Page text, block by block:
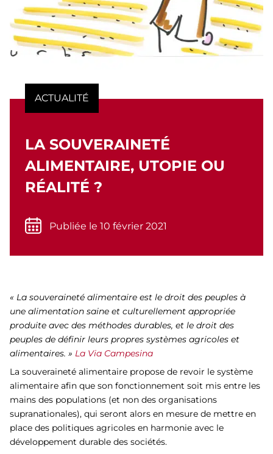
ACTUALITÉ
LA SOUVERAINETÉ
ALIMENTAIRE, UTOPIE OU
RÉALITÉ ?
Publiée le 10 février 2021
« La souveraineté alimentaire est le droit des peuples à
une alimentation saine et culturellement appropriée
produite avec des méthodes durables, et le droit des
peuples de définir leurs propres systèmes agricoles et
alimentaires. » La Via Campesina
La souveraineté alimentaire propose de revoir le système
alimentaire afin que son fonctionnement soit mis entre les
mains des populations (et non des organisations
supranationales), qui seront alors en mesure de mettre en
place des politiques agricoles en harmonie avec le
développement durable des sociétés.